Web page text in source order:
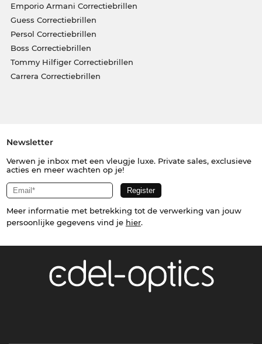
Emporio Armani Correctiebrillen
Guess Correctiebrillen
Persol Correctiebrillen
Boss Correctiebrillen
Tommy Hilfiger Correctiebrillen
Carrera Correctiebrillen
Newsletter
Verwen je inbox met een vleugje luxe. Private sales, exclusieve
acties en meer wachten op je!
Meer informatie met betrekking tot de verwerking van jouw
persoonlijke gegevens vind je hier.